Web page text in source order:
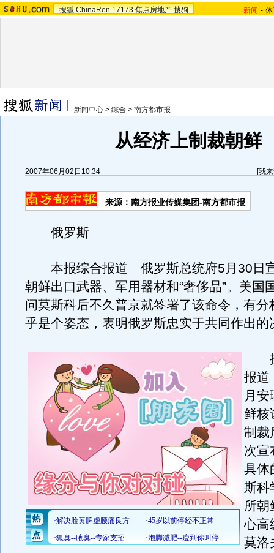
搜狐 ChinaRen 17173 焦点房地产 搜狗 新闻 -
新闻中心 > 综合 > 南方都市报
从经济上制裁朝鲜
2007年06月02日10:34 [我
来源：南方报业传媒集团-南方都市报
俄罗斯
本报综合报道 俄罗斯总统府5月30日
朝鲜出口武器、军用器材和“奢侈品”。美国
问莫斯科后不久普京就签署了该命令，有分
乎是个姿态，表明俄罗斯忠实于共同作出的
据
报道
月
鲜核
制裁
次宣
具体
斯科
所朝
心高
莫洛